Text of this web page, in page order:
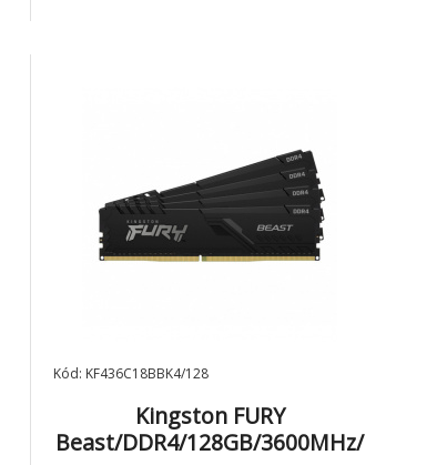
Kód: KF436C18BBK4/128
Kingston FURY
Beast/DDR4/128GB/3600MHz/